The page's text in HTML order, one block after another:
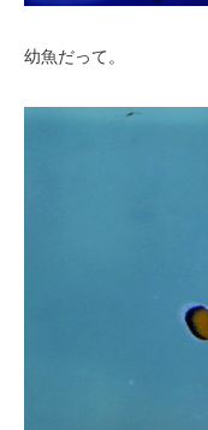
幼魚だって。